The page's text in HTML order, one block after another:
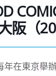
阪（
在東京舉辦